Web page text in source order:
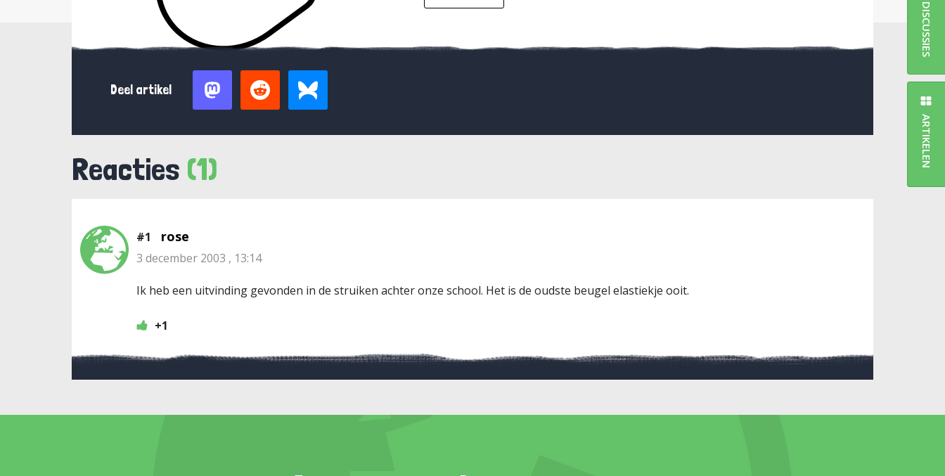
Deel artikel
Reacties (1)
#1 rose
3 december 2003 , 13:14
Ik heb een uitvinding gevonden in de struiken achter onze school. Het is de oudste beugel elastiekje ooit.
+1
DISCUSSIES
ARTIKELEN